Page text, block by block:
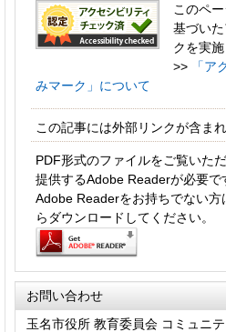
このペ
基づい
クを実施
>>
「ア
みマーク」について
この記事には外部リンクが含まれ
PDF形式のファイルをご覧いた
提供するAdobe Readerが必要で
Adobe Readerをお持ちでない
らダウンロードしてください。
お問い合わせ
玉名市役所 教育委員会 コミュニ